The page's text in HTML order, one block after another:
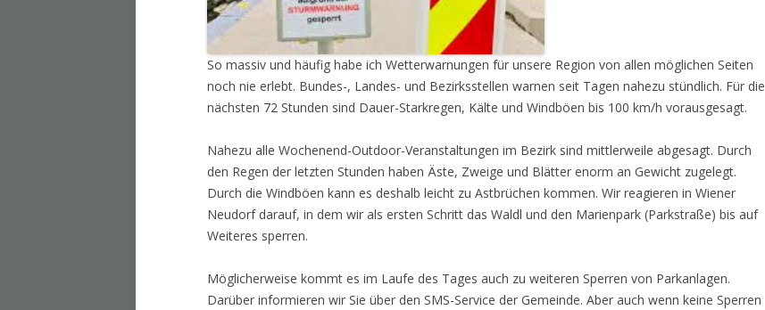
So massiv und häufig habe ich Wetterwarnungen für unsere Region von allen möglichen Seiten
noch nie erlebt. Bundes-, Landes- und Bezirksstellen warnen seit Tagen nahezu stündlich. Für die
nächsten 72 Stunden sind Dauer-Starkregen, Kälte und Windböen bis 100 km/h vorausgesagt.
Nahezu alle Wochenend-Outdoor-Veranstaltungen im Bezirk sind mittlerweile abgesagt. Durch
den Regen der letzten Stunden haben Äste, Zweige und Blätter enorm an Gewicht zugelegt.
Durch die Windböen kann es deshalb leicht zu Astbrüchen kommen. Wir reagieren in Wiener
Neudorf darauf, in dem wir als ersten Schritt das Waldl und den Marienpark (Parkstraße) bis auf
Weiteres sperren.
Möglicherweise kommt es im Laufe des Tages auch zu weiteren Sperren von Parkanlagen.
Darüber informieren wir Sie über den SMS-Service der Gemeinde. Aber auch wenn keine Sperren